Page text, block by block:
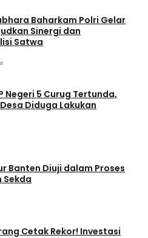
Baharkam Polri Gelar
Sinergi dan
Satwa
Negeri 5 Curug Tertunda,
Diduga Lakukan
Banten Diuji dalam Proses
Sekda
Cetak Rekor! Investasi